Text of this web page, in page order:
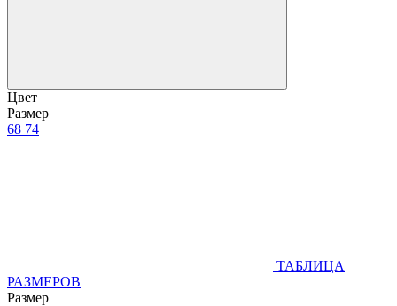
Цвет
Размер
68 74
ТАБЛИЦА
РАЗМЕРОВ
Размер